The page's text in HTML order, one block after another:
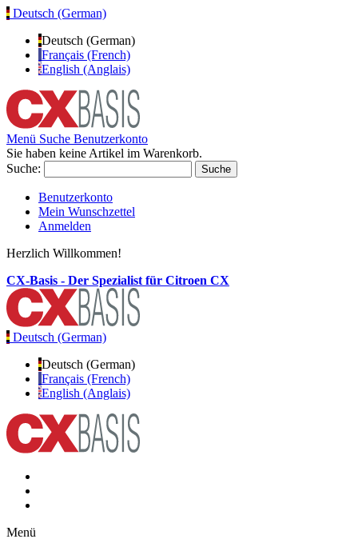
Deutsch (German)
Deutsch (German)
Français (French)
English (Anglais)
Menü Suche Benutzerkonto
Sie haben keine Artikel im Warenkorb.
Suche:
Suche
Benutzerkonto
Mein Wunschzettel
Anmelden
Herzlich Willkommen!
CX-Basis - Der Spezialist für Citroen CX
Deutsch (German)
Deutsch (German)
Français (French)
English (Anglais)
Menü